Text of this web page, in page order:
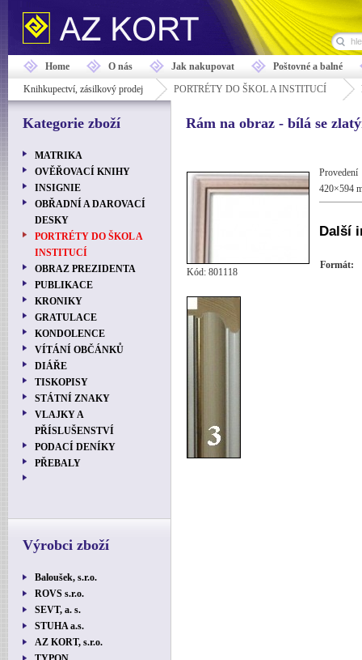
Home O nás Jak nakupovat
Poštovné a balné
Knihkupectví, zásilkový prodej
PORTRÉTY DO ŠKOL A INSTITUCÍ
Kategorie zboží
MATRIKA
OVĚŘOVACÍ KNIHY
INSIGNIE
OBŘADNÍ A DAROVACÍ
DESKY
PORTRÉTY DO ŠKOL A
INSTITUCÍ
OBRAZ PREZIDENTA
PUBLIKACE
KRONIKY
GRATULACE
KONDOLENCE
VÍTÁNÍ OBČÁNKŮ
DIÁŘE
TISKOPISY
STÁTNÍ ZNAKY
VLAJKY A
PŘÍSLUŠENSTVÍ
PODACÍ DENÍKY
PŘEBALY
Výrobci zboží
Baloušek, s.r.o.
ROVS s.r.o.
SEVT, a. s.
STUHA a.s.
AZ KORT, s.r.o.
Rám na obraz - bílá se
Kód: 801118
420×594
Další
Formát: